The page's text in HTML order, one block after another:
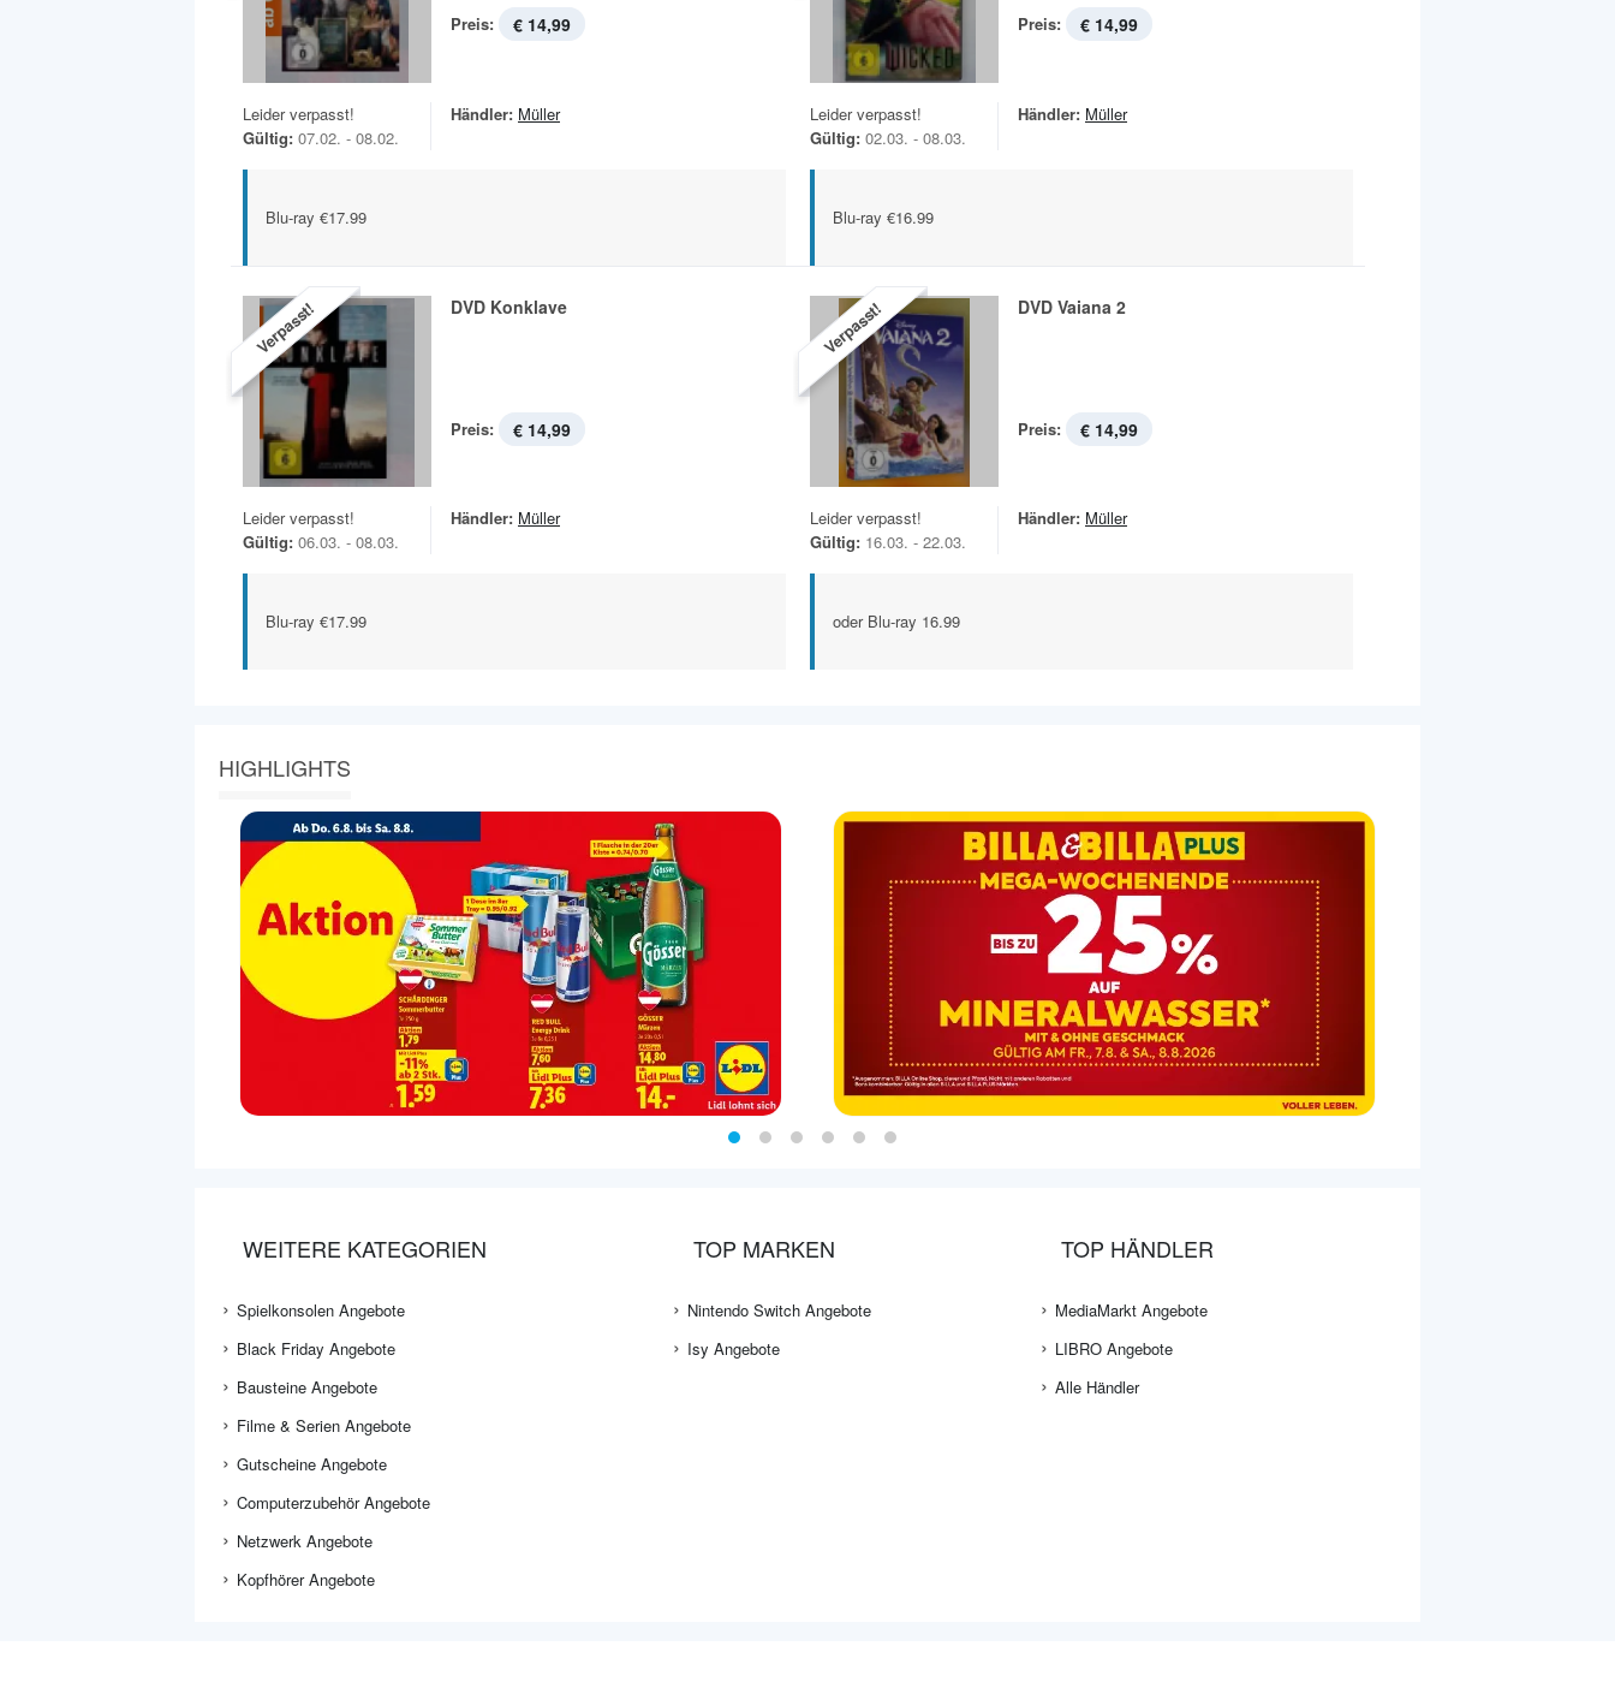
Preis: € 14,99
Leider verpasst!
Gültig: 07.02. - 08.02.
Händler: Müller
Blu-ray €17.99
Preis: € 14,99
Leider verpasst!
Gültig: 02.03. - 08.03.
Händler: Müller
Blu-ray €16.99
Verpasst! DVD Konklave
Preis: € 14,99
Leider verpasst!
Gültig: 06.03. - 08.03.
Händler: Müller
Blu-ray €17.99
Verpasst! DVD Vaiana 2
Preis: € 14,99
Leider verpasst!
Gültig: 16.03. - 22.03.
Händler: Müller
oder Blu-ray 16.99
HIGHLIGHTS
WEITERE KATEGORIEN
Spielkonsolen Angebote
Black Friday Angebote
Bausteine Angebote
Filme & Serien Angebote
Gutscheine Angebote
Computerzubehör Angebote
Netzwerk Angebote
Kopfhörer Angebote
TOP MARKEN
Nintendo Switch Angebote
Isy Angebote
TOP HÄNDLER
MediaMarkt Angebote
LIBRO Angebote
Alle Händler